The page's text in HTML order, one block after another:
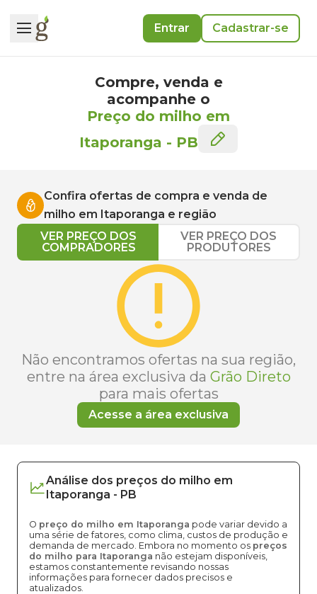
Entrar Cadastrar-se
Compre, venda e
acompanhe o
Preço do milho em
Itaporanga - PB
Confira ofertas de compra e venda de
milho em Itaporanga e região
VER PREÇO DOS
COMPRADORES
VER PREÇO DOS
PRODUTORES
Não encontramos ofertas na sua região,
entre na área exclusiva da Grão Direto
para mais ofertas
Acesse a área exclusiva
Análise dos preços do milho em
Itaporanga - PB
O preço do milho em Itaporanga pode variar devido a
uma série de fatores, como clima, custos de produção e
demanda de mercado. Embora no momento os preços
do milho para Itaporanga não estejam disponíveis,
estamos constantemente revisando nossas
informações para fornecer dados precisos e
atualizados.